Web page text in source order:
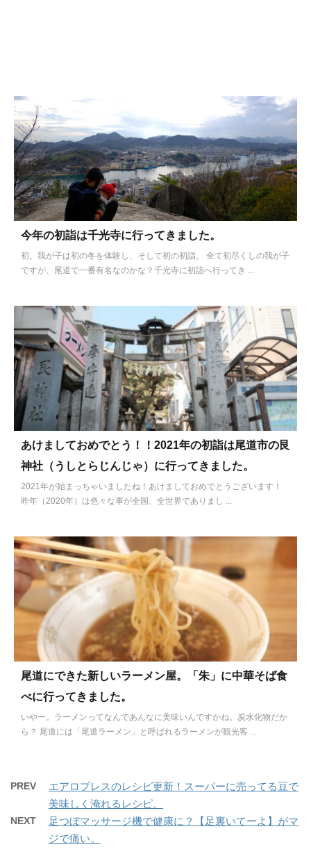
今年の初詣は千光寺に行ってきました。
初。我が子は初の冬を体験し、そして初の初詣。 全て初尽くしの我が子
ですが、尾道で一番有名なのかな？千光寺に初詣へ行ってき ...
あけましておめでとう！！2021年の初詣は尾道市の艮
神社（うしとらじんじゃ）に行ってきました。
2021年が始まっちゃいましたね！あけましておめでとうございます！
昨年（2020年）は色々な事が全国、全世界でありまし ...
尾道にできた新しいラーメン屋。「朱」に中華そば食
べに行ってきました。
いやー。ラーメンってなんであんなに美味いんですかね。炭水化物だか
ら？ 尾道には「尾道ラーメン」と呼ばれるラーメンが観光客 ...
PREV
エアロプレスのレシピ更新！スーパーに売ってる豆で
美味しく淹れるレシピ。
NEXT
足つぼマッサージ機で健康に？【足裏いてーよ】がマ
ジで痛い。